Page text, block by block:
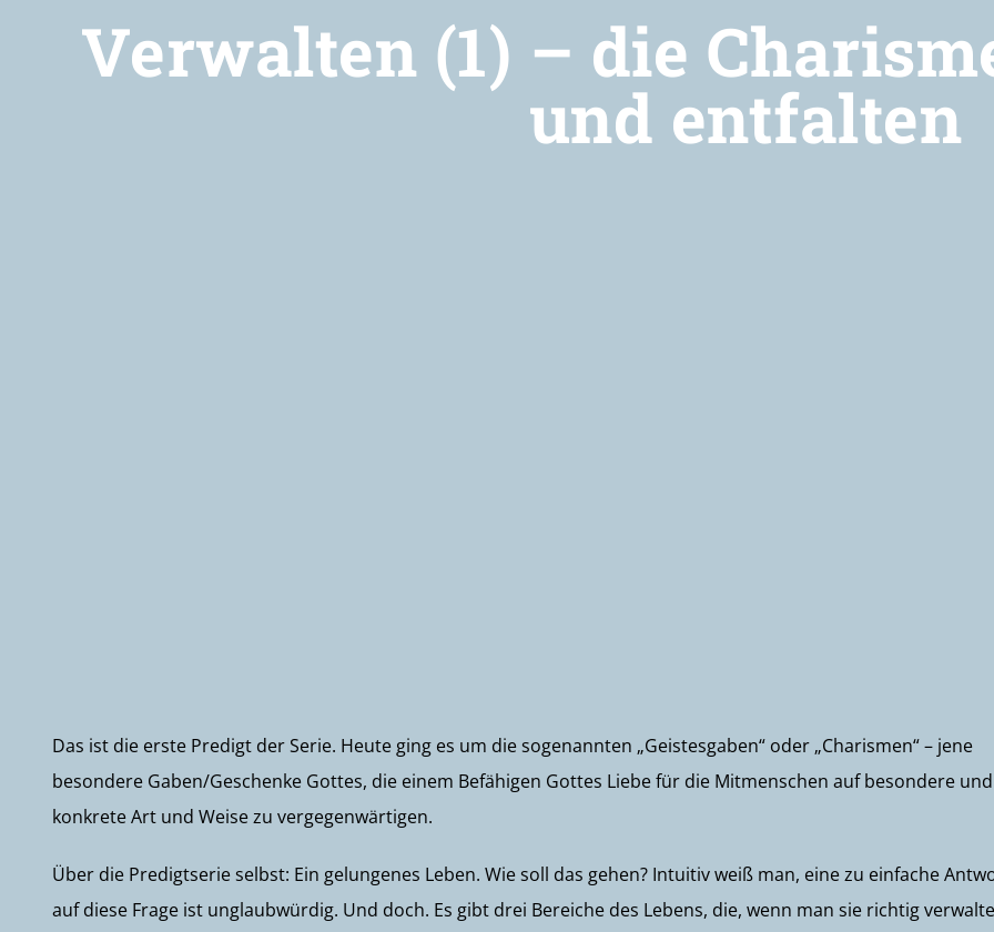
Verwalten (1) – die
und entfalten
Das ist die erste Predigt der Serie. Heute ging es um die sogenannten „Geistesgaben“ oder „Charismen“ – jene
besondere Gaben/Geschenke Gottes, die einem Befähigen Gottes Liebe für die Mitmenschen auf besondere und
konkrete Art und Weise zu vergegenwärtigen.
Über die Predigtserie selbst: Ein gelungenes Leben. Wie soll das gehen? Intuitiv weiß man, eine zu einfache
auf diese Frage ist unglaubwürdig. Und doch. Es gibt drei Bereiche des Lebens, die, wenn man sie richtig